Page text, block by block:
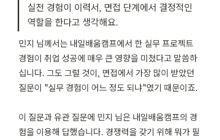
실전 경험이 이력서, 면접 단계에서 결정적인
역할을 한다고 생각해요.
민지 님께서는 내일배움캠프에서 한 실무 프로젝트
경험이 취업 성공에 매우 큰 영향을 미쳤다고 말씀하
십니다. 그도 그럴 것이, 면접에서 가장 많이 받았던
질문이 "실무 경험이 어느 정도 되냐"였기 때문이죠.
이 질문과 유관 질문에 민지 님은 내일배움캠프의 경
험을 이용해 답했습니다. 경쟁력을 갖기 위해 뭐가 필